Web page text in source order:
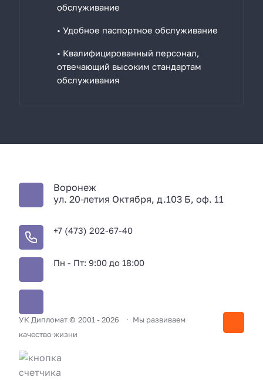
обслуживание
• Удобное паспортное обслуживание
• Квалифицированный персонал,
отвечающий высоким стандартам
обслуживания
Воронеж
ул. 20-летия Октября, д.103 Б, оф. 11
+7 (473) 202-67-40
Пн - Пт: 9:00 до 18:00
УК Дипломат © 2001 -2026
Мы развиваем
качество жизни